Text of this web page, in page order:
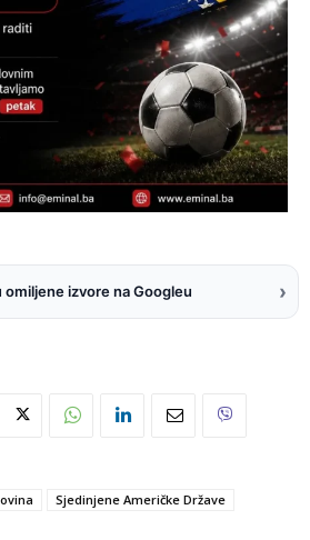
omiljene izvore na Googleu ›
Sjedinjene Američke Države